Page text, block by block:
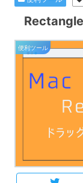
便利ツール